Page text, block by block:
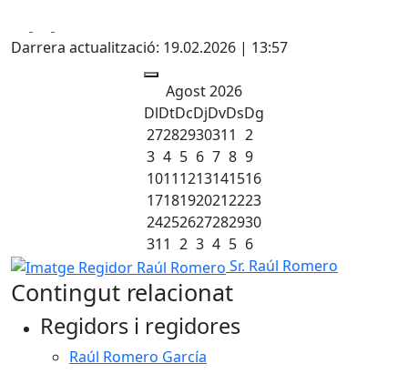
Darrera actualització: 19.02.2026 | 13:57
Agost 2026
DlDtDcDjDvDsDg
27282930311 2
3 4 5 6 7 8 9
10111213141516
17181920212223
24252627282930
311 2 3 4 5 6
Imatge Regidor Raúl Romero
Sr. Raúl Romero
Contingut relacionat
Regidors i regidores
Raúl Romero García